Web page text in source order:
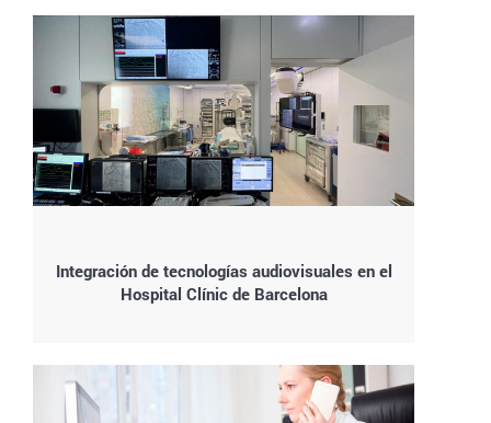
Integración de tecnologías audiovisuales en el
Hospital Clínic de Barcelona